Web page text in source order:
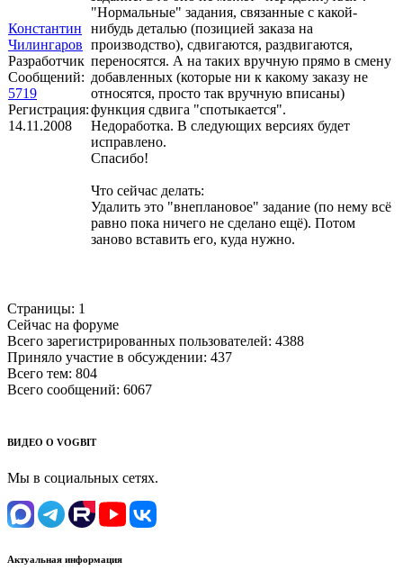
Константин
Чилингаров
Разработчик
Сообщений:
5719
Регистрация:
14.11.2008
"Нормальные" задания, связанные с какой-
нибудь деталью (позицией заказа на
производство), сдвигаются, раздвигаются,
переносятся. А на таких вручную прямо в смену
добавленных (которые ни к какому заказу не
относятся, просто так вручную вписаны)
функция сдвига "спотыкается".
Недоработка. В следующих версиях будет
исправлено.
Спасибо!
Что сейчас делать:
Удалить это "внеплановое" задание (по нему всё
равно пока ничего не сделано ещё). Потом
заново вставить его, куда нужно.
Страницы: 1
Сейчас на форуме
Всего зарегистрированных пользователей: 4388
Приняло участие в обсуждении: 437
Всего тем: 804
Всего сообщений: 6067
ВИДЕО О VOGBIT
Мы в социальных сетях.
Актуальная информация